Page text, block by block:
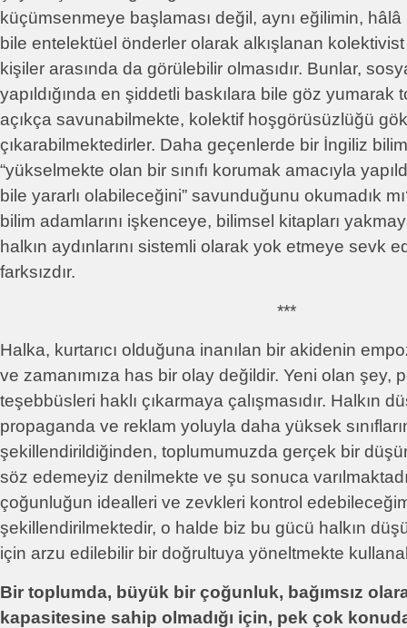
küçümsenmeye başlaması değil, aynı eğilimin,
bile entelektüel önderler olarak alkışlanan
kişiler arasında da görülebilir olmasıdır. Bunlar,
yapıldığında en şiddetli baskılara bile göz yumarak
açıkça savunabilmekte, kolektif hoşgörüsüzlüğü
çıkarabilmektedirler. Daha geçenlerde bir İngiliz bilim
“yükselmekte olan bir sınıfı korumak amacıyla
bile yararlı olabileceğini” savunduğunu okumadık
bilim adamlarını işkenceye, bilimsel kitapları
halkın aydınlarını sistemli olarak yok etmeye sevk
farksızdır.
***
Halka, kurtarıcı olduğuna inanılan bir akidenin
ve zamanımıza has bir olay değildir. Yeni olan şey,
teşebbüsleri haklı çıkarmaya çalışmasıdır. Halkın
propaganda ve reklam yoluyla daha yüksek
şekillendirildiğinden, toplumumuzda gerçek bir
söz edemeyiz denilmekte ve şu sonuca
çoğunluğun idealleri ve zevkleri kontrol
şekillendirilmektedir, o halde biz bu gücü halkın
için arzu edilebilir bir doğrultuya yöneltmekte
Bir toplumda, büyük bir çoğunluk, bağımsız
kapasitesine sahip olmadığı için, pek çok